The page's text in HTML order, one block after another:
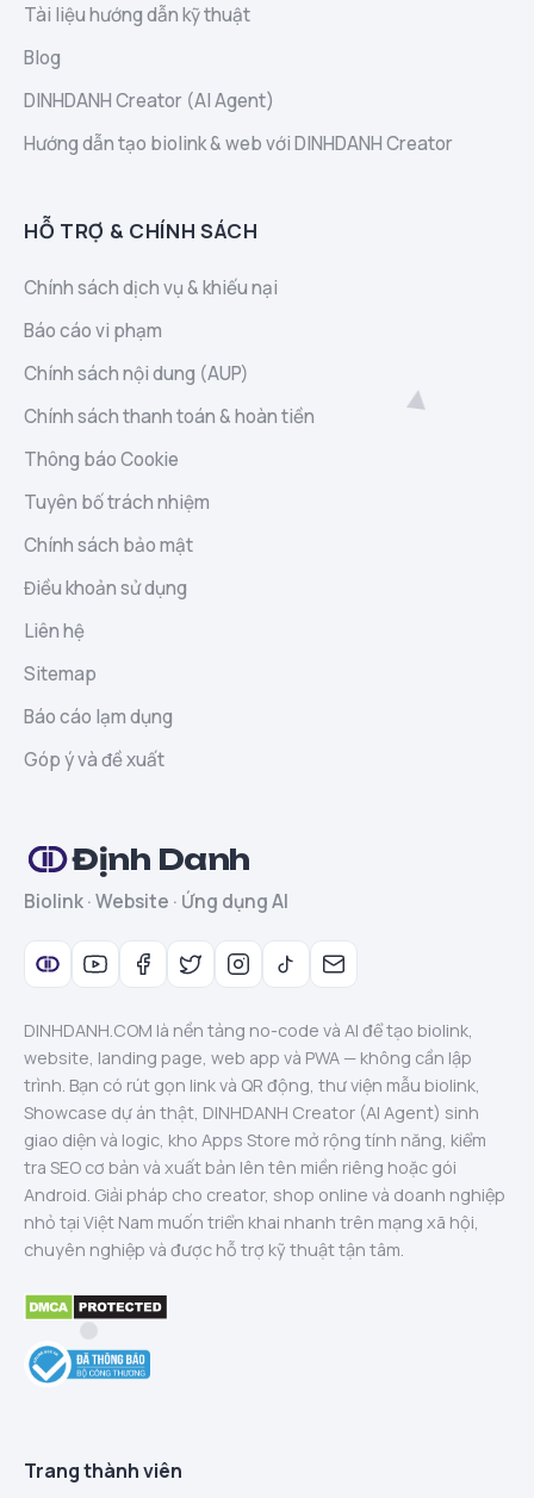
Tài liệu hướng dẫn kỹ thuật
Blog
DINHDANH Creator (AI Agent)
Hướng dẫn tạo biolink & web với DINHDANH Creator
HỖ TRỢ & CHÍNH SÁCH
Chính sách dịch vụ & khiếu nại
Báo cáo vi phạm
Chính sách nội dung (AUP)
Chính sách thanh toán & hoàn tiền
Thông báo Cookie
Tuyên bố trách nhiệm
Chính sách bảo mật
Điều khoản sử dụng
Liên hệ
Sitemap
Báo cáo lạm dụng
Góp ý và đề xuất
Định Danh
Biolink · Website · Ứng dụng AI
DINHDANH.COM là nền tảng no-code và AI để tạo biolink,
website, landing page, web app và PWA — không cần lập
trình. Bạn có rút gọn link và QR động, thư viện mẫu biolink,
Showcase dự án thật, DINHDANH Creator (AI Agent) sinh
giao diện và logic, kho Apps Store mở rộng tính năng, kiểm
tra SEO cơ bản và xuất bản lên tên miền riêng hoặc gói
Android. Giải pháp cho creator, shop online và doanh nghiệp
nhỏ tại Việt Nam muốn triển khai nhanh trên mạng xã hội,
chuyên nghiệp và được hỗ trợ kỹ thuật tận tâm.
Trang thành viên